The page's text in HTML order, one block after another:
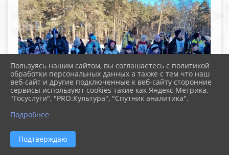
Пользуясь нашим сайтом, вы соглашаетесь с политикой
обработки персональных данных а также с тем что наш
веб-сайт и другие подключенные к веб-сайту сторонние
сервисы используют cookies такие как Яндекс Метрика,
"Госуслуги", "PRO.Культура", "Спутник аналитика".
Подробнее
Подтверждаю